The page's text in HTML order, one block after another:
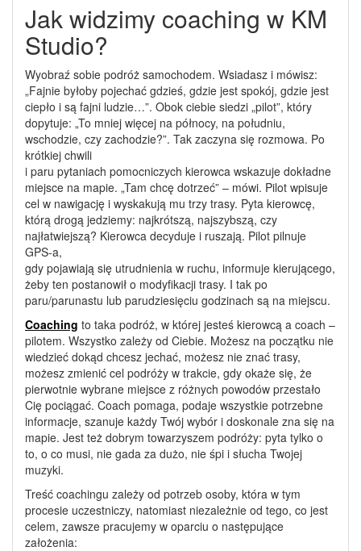
Jak widzimy coaching w KM
Studio?
Wyobraź sobie podróż samochodem. Wsiadasz i mówisz:
„Fajnie byłoby pojechać gdzieś, gdzie jest spokój, gdzie jest
ciepło i są fajni ludzie…”. Obok ciebie siedzi „pilot”, który
dopytuje: „To mniej więcej na północy, na południu,
wschodzie, czy zachodzie?”. Tak zaczyna się rozmowa. Po
krótkiej chwili
i paru pytaniach pomocniczych kierowca wskazuje dokładne
miejsce na mapie. „Tam chcę dotrzeć” – mówi. Pilot wpisuje
cel w nawigację i wyskakują mu trzy trasy. Pyta kierowcę,
którą drogą jedziemy: najkrótszą, najszybszą, czy
najłatwiejszą? Kierowca decyduje i ruszają. Pilot pilnuje
GPS-a,
gdy pojawiają się utrudnienia w ruchu, informuje kierującego,
żeby ten postanowił o modyfikacji trasy. I tak po
paru/parunastu lub parudziesięciu godzinach są na miejscu.
Coaching to taka podróż, w której jesteś kierowcą a coach –
pilotem. Wszystko zależy od Ciebie. Możesz na początku nie
wiedzieć dokąd chcesz jechać, możesz nie znać trasy,
możesz zmienić cel podróży w trakcie, gdy okaże się, że
pierwotnie wybrane miejsce z różnych powodów przestało
Cię pociągać. Coach pomaga, podaje wszystkie potrzebne
informacje, szanuje każdy Twój wybór i doskonale zna się na
mapie. Jest też dobrym towarzyszem podróży: pyta tylko o
to, o co musi, nie gada za dużo, nie śpi i słucha Twojej
muzyki.
Treść coachingu zależy od potrzeb osoby, która w tym
procesie uczestniczy, natomiast niezależnie od tego, co jest
celem, zawsze pracujemy w oparciu o następujące
założenia: